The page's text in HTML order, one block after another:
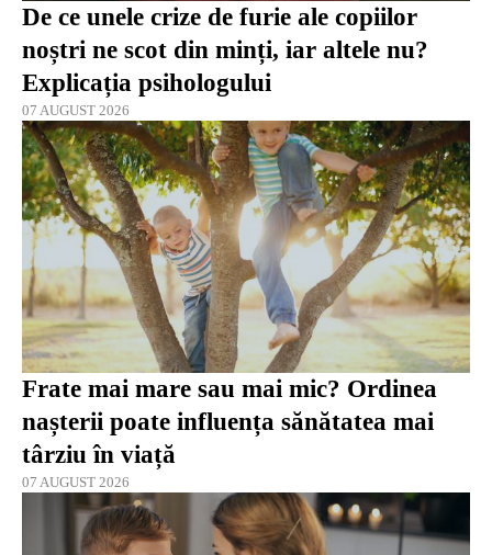
De ce unele crize de furie ale copiilor
noștri ne scot din minți, iar altele nu?
Explicația psihologului
07 AUGUST 2026
Frate mai mare sau mai mic? Ordinea
nașterii poate influența sănătatea mai
târziu în viață
07 AUGUST 2026